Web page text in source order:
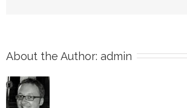
About the Author: admin